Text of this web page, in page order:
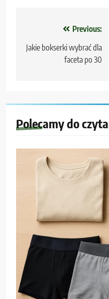
Nawigacja
wpisu
Previous:
Jakie bokserki wybrać dla
faceta po 30
Polecamy do